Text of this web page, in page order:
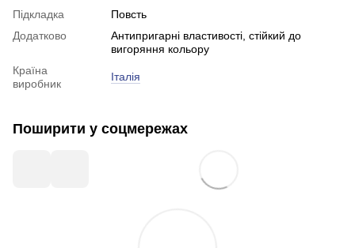
Підкладка
Повсть
Додатково
Антипригарні властивості, стійкий до
вигоряння кольору
Країна
виробник
Італія
Поширити у соцмережах